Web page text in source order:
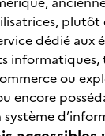
plutôt
dédié aux
informatiques,
ou
encore